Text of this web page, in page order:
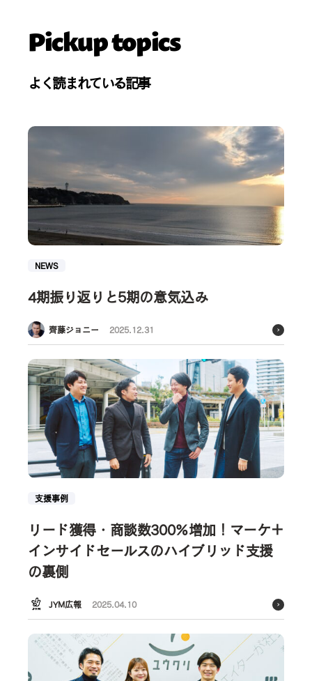
Pickup topics
よく読まれている記事
NEWS
4期振り返りと5期の意気込み
齊藤ジョニー 2025.12.31
支援事例
リード獲得・商談数300%増加！マーケ＋
インサイドセールスのハイブリッド支援
の裏側
JYM広報 2025.04.10